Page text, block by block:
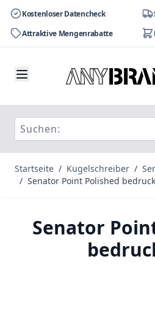
Kostenloser Datencheck
Attraktive Mengenrabatte
Startseite / Kugelschreiber /
/ Senator Point Polished
Senator